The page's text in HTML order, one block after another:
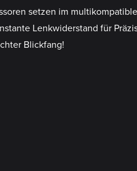
setzen im
Lenkwiderstand für
Blickfang!